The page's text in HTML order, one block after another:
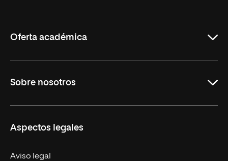
Oferta académica
Carreras
Sobre nosotros
Nuestro Equipo
Trabaja en UNIR
Aspectos legales
Aviso legal